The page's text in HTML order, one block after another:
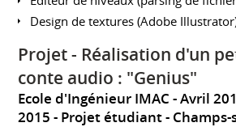
Design de textures (Adobe
Projet - Réalisation d'un
conte audio : "Genius"
Ecole d'Ingénieur IMAC
Avril
2015 Projet étudiant
Champs-